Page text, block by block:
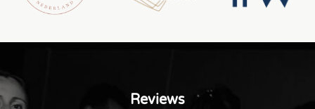
Reviews